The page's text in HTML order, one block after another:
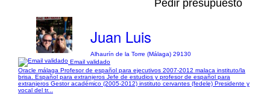
Pedir presupuesto
Juan Luis
Alhaurín de la Torre (Málaga) 29130
Email validado
Oracle málaga Profesor de español para ejecutivos 2007-2012 malaca instituto/la
brisa. Español para extranjeros Jefe de estudios y profesor de español para
extranjeros Gestor académico (2005-2012) instituto cervantes (fedele) Presidente y
vocal del tr...